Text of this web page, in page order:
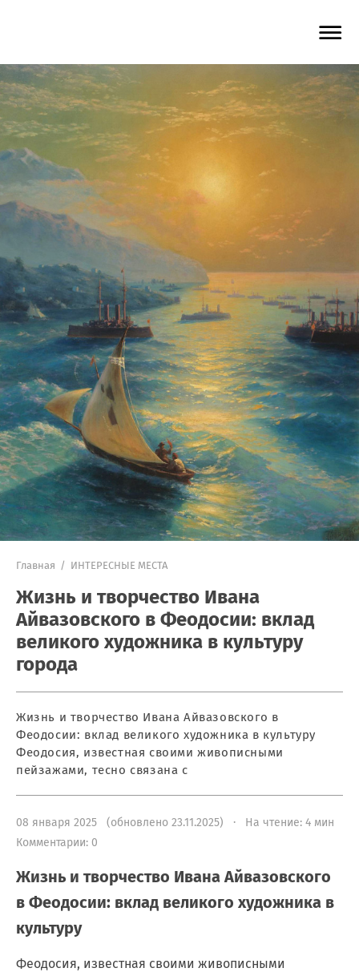
Главная / ИНТЕРЕСНЫЕ МЕСТА
Жизнь и творчество Ивана
Айвазовского в Феодосии: вклад
великого художника в культуру
города
Жизнь и творчество Ивана Айвазовского в
Феодосии: вклад великого художника в культуру
Феодосия, известная своими живописными
пейзажами, тесно связана с
08 января 2025 (обновлено 23.11.2025) · На чтение: 4 мин
Комментарии: 0
Жизнь и творчество Ивана Айвазовского
в Феодосии: вклад великого художника в
культуру
Феодосия, известная своими живописными